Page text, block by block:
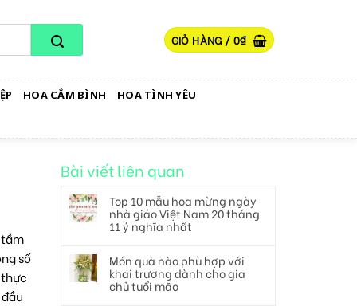
GIỎ HÀNG / 0₫
HOA CẮM BÌNH HOA TÌNH YÊU
số
Bài viết liên quan
Top 10 mẫu hoa mừng ngày
nhà giáo Việt Nam 20 tháng
11 ý nghĩa nhất
Món quà nào phù hợp với
khai trương dành cho gia
chủ tuổi mão